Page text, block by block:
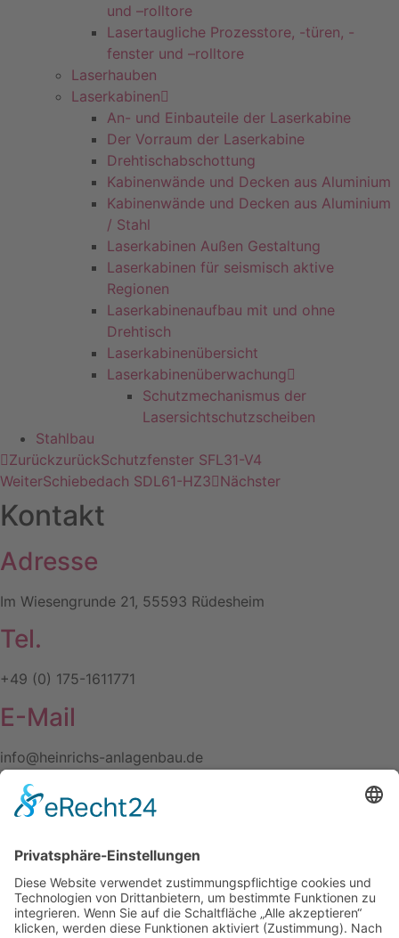
und –rolltore
Lasertaugliche Prozesstore, -türen, -
fenster und –rolltore
Laserhauben
Laserkabinen
An- und Einbauteile der Laserkabine
Der Vorraum der Laserkabine
Drehtischabschottung
Kabinenwände und Decken aus Aluminium
Kabinenwände und Decken aus Aluminium
/ Stahl
Laserkabinen Außen Gestaltung
Laserkabinen für seismisch aktive
Regionen
Laserkabinenaufbau mit und ohne
Drehtisch
Laserkabinenübersicht
Laserkabinenüberwachung
Schutzmechanismus der
Lasersichtschutzscheiben
Stahlbau
ZurückzurückSchutzfenster SFL31-V4
WeiterSchiebedach SDL61-HZ3 Nächster
Kontakt
Adresse
Im Wiesengrunde 21, 55593 Rüdesheim
Tel.
+49 (0) 175-1611771
E-Mail
info@heinrichs-anlagenbau.de
Wir benötigen Ihre
Zustimmung, um den
Google Maps-
Service zu laden!